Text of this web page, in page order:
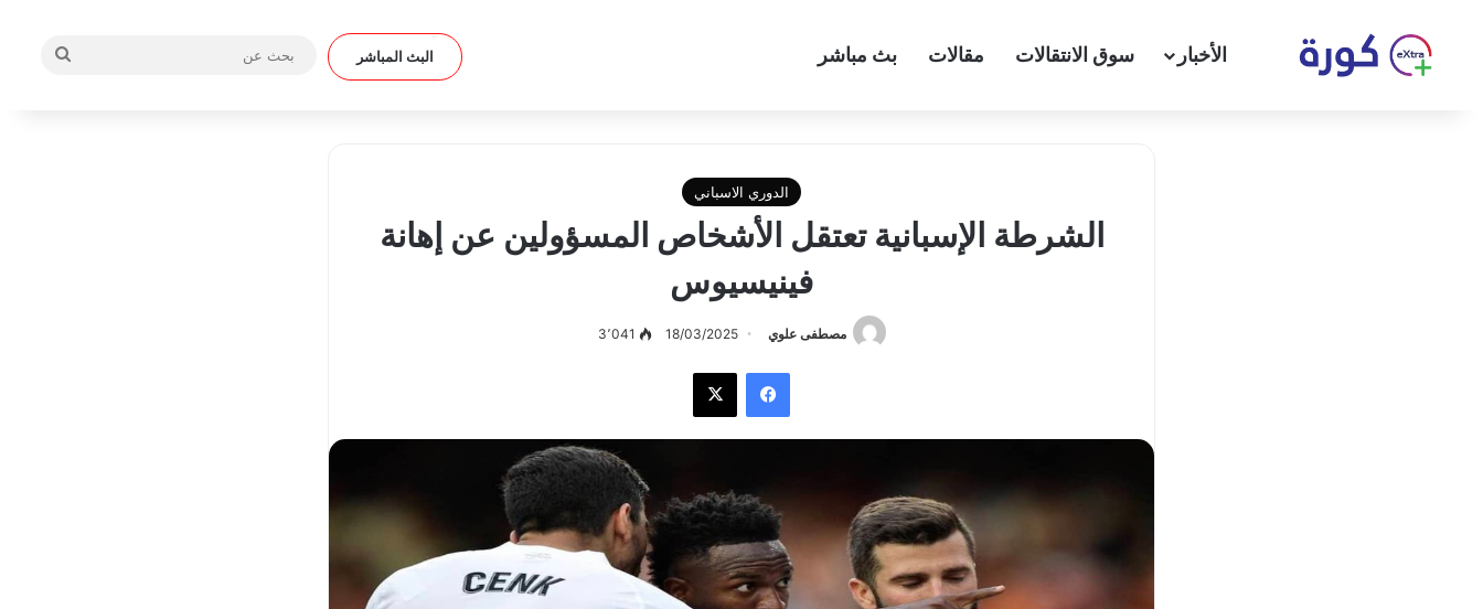
الأخبار سوق الانتقالات مقالات بث مباشر البث المباشر
الدوري الاسباني
الشرطة الإسبانية تعتقل الأشخاص المسؤولين عن إهانة
فينيسيوس
مصطفى علوي 18/03/2025 3٬041
فيسبوك